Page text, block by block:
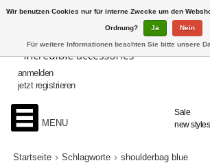
Sale
new styles
anmelden
jetzt registrieren
MENU
Startseite Schlagworte shoulderbag blue
Wir benutzen Cookies nur für interne Zwecke um den
Ordnung? Ja Nein
Für weitere Informationen beachten Sie bitte unsere